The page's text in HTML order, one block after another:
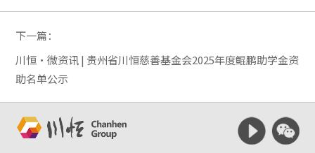
下一篇：
川恒·微资讯 | 贵州省川恒慈善基金会2025年度鲲鹏助学金资
助名单公示